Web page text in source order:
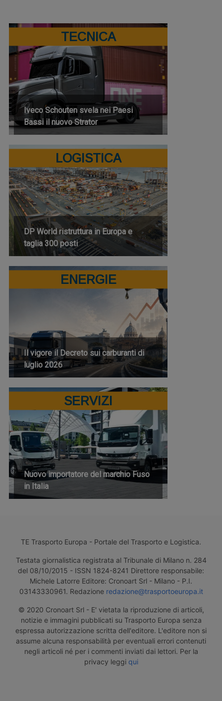
TECNICA
Iveco Schouten svela nei Paesi
Bassi il nuovo Strator
LOGISTICA
DP World ristruttura in Europa e
taglia 300 posti
ENERGIE
Il vigore il Decreto sui carburanti di
luglio 2026
SERVIZI
Nuovo importatore del marchio Fuso
in Italia
TE Trasporto Europa - Portale del Trasporto e Logistica.
Testata giornalistica registrata al Tribunale di Milano n. 284
del 08/10/2015 - ISSN 1824-8241 Direttore responsabile:
Michele Latorre Editore: Cronoart Srl - Milano - P.I.
03143330961. Redazione redazione@trasportoeuropa.it
© 2020 Cronoart Srl - E' vietata la riproduzione di articoli,
notizie e immagini pubblicati su Trasporto Europa senza
espressa autorizzazione scritta dell'editore. L'editore non si
assume alcuna responsabilità per eventuali errori contenuti
negli articoli né per i commenti inviati dai lettori. Per la
privacy leggi qui